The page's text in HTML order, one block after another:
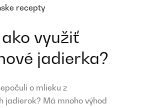
recepty
využiť
jadierka?
o mlieku z
jadierok? Má mnoho výhod